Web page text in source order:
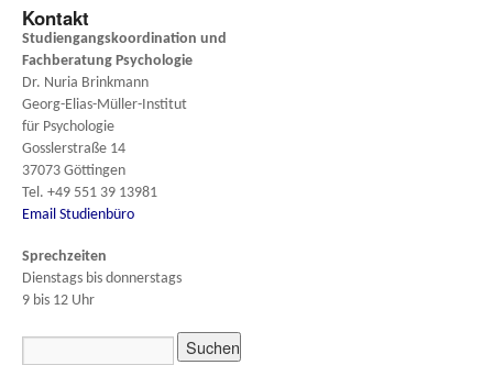
Kontakt
Studiengangskoordination und
Fachberatung Psychologie
Dr. Nuria Brinkmann
Georg-Elias-Müller-Institut
für Psychologie
Gosslerstraße 14
37073 Göttingen
Tel. +49 551 39 13981
Email Studienbüro
Sprechzeiten
Dienstags bis donnerstags
9 bis 12 Uhr